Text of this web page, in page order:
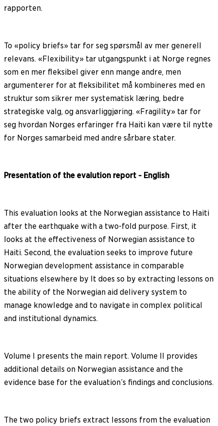
rapporten.
To «policy briefs» tar for seg spørsmål av mer generell
relevans. «Flexibility» tar utgangspunkt i at Norge regnes
som en mer fleksibel giver enn mange andre, men
argumenterer for at fleksibilitet må kombineres med en
struktur som sikrer mer systematisk læring, bedre
strategiske valg, og ansvarliggjøring. «Fragility» tar for
seg hvordan Norges erfaringer fra Haiti kan være til nytte
for Norges samarbeid med andre sårbare stater.
Presentation of the evalution report - English
This evaluation looks at the Norwegian assistance to Haiti
after the earthquake with a two-fold purpose. First, it
looks at the effectiveness of Norwegian assistance to
Haiti. Second, the evaluation seeks to improve future
Norwegian development assistance in comparable
situations elsewhere by It does so by extracting lessons on
the ability of the Norwegian aid delivery system to
manage knowledge and to navigate in complex political
and institutional dynamics.
Volume I presents the main report. Volume II provides
additional details on Norwegian assistance and the
evidence base for the evaluation’s findings and conclusions.
The two policy briefs extract lessons from the evaluation